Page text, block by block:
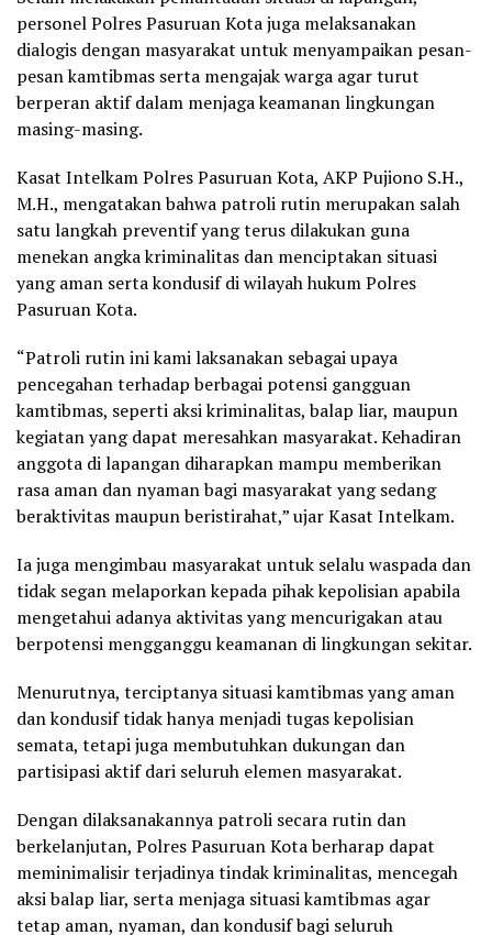
personel Polres Pasuruan Kota juga melaksanakan
dialogis dengan masyarakat untuk menyampaikan pesan-
pesan kamtibmas serta mengajak warga agar turut
berperan aktif dalam menjaga keamanan lingkungan
masing-masing.
Kasat Intelkam Polres Pasuruan Kota, AKP Pujiono S.H.,
M.H., mengatakan bahwa patroli rutin merupakan salah
satu langkah preventif yang terus dilakukan guna
menekan angka kriminalitas dan menciptakan situasi
yang aman serta kondusif di wilayah hukum Polres
Pasuruan Kota.
“Patroli rutin ini kami laksanakan sebagai upaya
pencegahan terhadap berbagai potensi gangguan
kamtibmas, seperti aksi kriminalitas, balap liar, maupun
kegiatan yang dapat meresahkan masyarakat. Kehadiran
anggota di lapangan diharapkan mampu memberikan
rasa aman dan nyaman bagi masyarakat yang sedang
beraktivitas maupun beristirahat,” ujar Kasat Intelkam.
Ia juga mengimbau masyarakat untuk selalu waspada dan
tidak segan melaporkan kepada pihak kepolisian apabila
mengetahui adanya aktivitas yang mencurigakan atau
berpotensi mengganggu keamanan di lingkungan sekitar.
Menurutnya, terciptanya situasi kamtibmas yang aman
dan kondusif tidak hanya menjadi tugas kepolisian
semata, tetapi juga membutuhkan dukungan dan
partisipasi aktif dari seluruh elemen masyarakat.
Dengan dilaksanakannya patroli secara rutin dan
berkelanjutan, Polres Pasuruan Kota berharap dapat
meminimalisir terjadinya tindak kriminalitas, mencegah
aksi balap liar, serta menjaga situasi kamtibmas agar
tetap aman, nyaman, dan kondusif bagi seluruh